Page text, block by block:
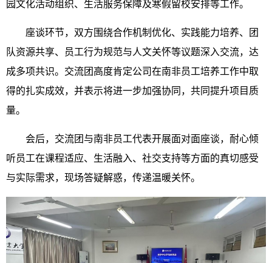
园文化活动组织、生活服务保障及寒假留校安排等工作。
座谈环节，双方围绕合作机制优化、实践能力培养、团
队资源共享、员工行为规范与人文关怀等议题深入交流，达
成多项共识。交流团高度肯定公司在南非员工培养工作中取
得的扎实成效，并表示将进一步加强协同，共同提升项目质
量。
会后，交流团与南非员工代表开展面对面座谈，耐心倾
听员工在课程适应、生活融入、社交支持等方面的真切感受
与实际需求，现场答疑解惑，传递温暖关怀。